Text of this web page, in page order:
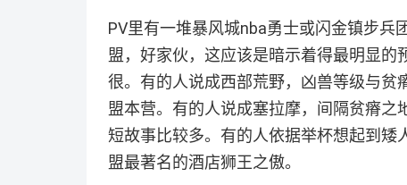
PV里有一堆暴风城nba勇士或闪金镇步兵
盟，好家伙，这应该是暗示着得最明显的
很。有的人说成西部荒野，凶兽等级与贫
盟本营。有的人说成塞拉摩，间隔贫瘠之
短故事比较多。有的人依据举杯想起到矮
盟最著名的酒店狮王之傲。